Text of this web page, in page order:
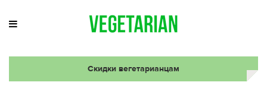
Скидки вегетарианцам